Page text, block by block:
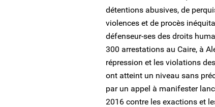
détentions abusives, de
violences et de procès
défenseur-ses des droits
300 arrestations au Caire, à
répression et les violations
ont atteint un niveau sans
par un appel à manifester
2016 contre les exactions et